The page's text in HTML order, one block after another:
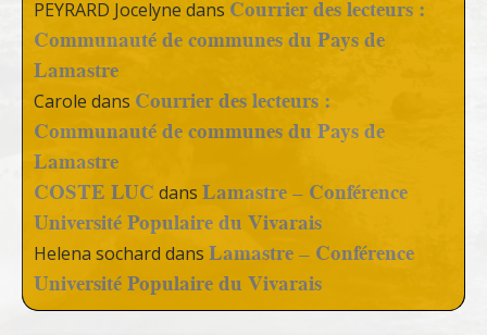
PEYRARD Jocelyne dans Courrier des lecteurs :
Communauté de communes du Pays de
Lamastre
Carole dans Courrier des lecteurs :
Communauté de communes du Pays de
Lamastre
COSTE LUC dans Lamastre – Conférence
Université Populaire du Vivarais
Helena sochard dans Lamastre – Conférence
Université Populaire du Vivarais